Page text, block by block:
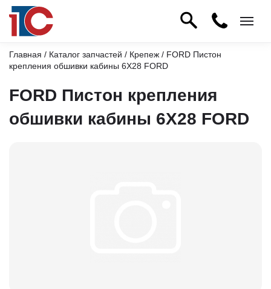
Главная / Каталог запчастей / Крепеж / FORD Пистон
крепления обшивки кабины 6X28 FORD
FORD Пистон крепления
обшивки кабины 6X28 FORD